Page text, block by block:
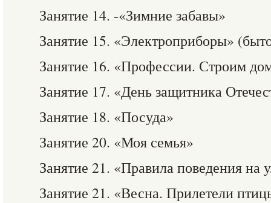
Занятие 14. -«Зимние забавы»
Занятие 15. «Электроприборы»
Занятие 16. «Профессии. Строим
Занятие 17. «День защитника
Занятие 18. «Посуда»
Занятие 20. «Моя семья»
Занятие 21. «Правила поведения на
Занятие 21. «Весна. Прилетели